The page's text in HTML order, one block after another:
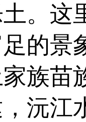
。这
的景
族苗
沅江